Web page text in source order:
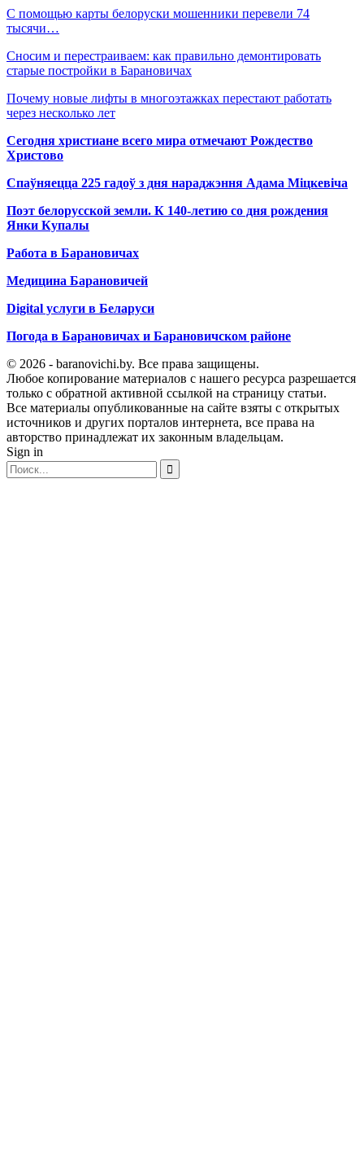
С помощью карты белоруски мошенники перевели 74
тысячи…
Сносим и перестраиваем: как правильно демонтировать
старые постройки в Барановичах
Почему новые лифты в многоэтажках перестают работать
через несколько лет
Сегодня христиане всего мира отмечают Рождество
Христово
Спаўняецца 225 гадоў з дня нараджэння Адама Міцкевіча
Поэт белорусской земли. К 140-летию со дня рождения
Янки Купалы
Работа в Барановичах
Медицина Барановичей
Digital услуги в Беларуси
Погода в Барановичах и Барановичском районе
© 2026 - baranovichi.by. Все права защищены.
Любое копирование материалов с нашего ресурса разрешается
только с обратной активной ссылкой на страницу статьи.
Все материалы опубликованные на сайте взяты с открытых
источников и других порталов интернета, все права на
авторство принадлежат их законным владельцам.
Sign in